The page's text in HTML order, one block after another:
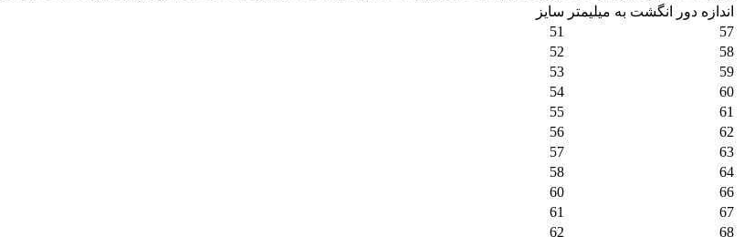
اندازه دور انگشت به میلیمتر سایز
57
51
58
52
59
53
60
54
61
55
62
56
63
57
64
58
66
60
67
61
68
62